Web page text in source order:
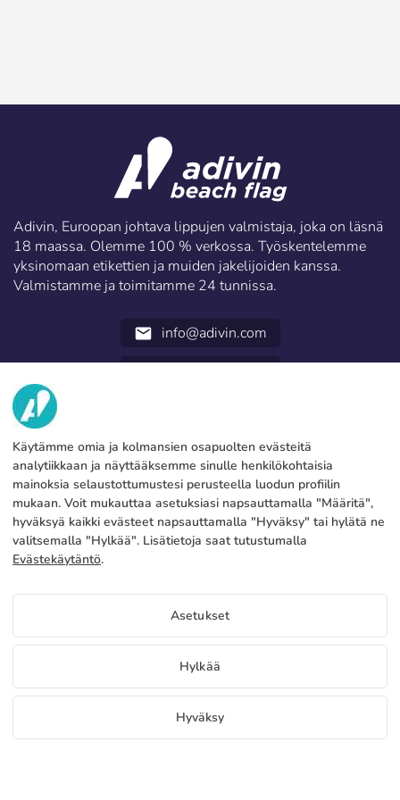
Hinnat Taitettavat alumiinimastot
Jos haluatte tietää seuraavien tuotteiden hinnat Taitettavat
Näytä hinta jakelijoille
Adivin, Euroopan johtava lippujen valmistaja, joka on läsnä
18 maassa. Olemme 100 % verkossa. Työskentelemme
yksinomaan etikettien ja muiden jakelijoiden kanssa.
Valmistamme ja toimitamme 24 tunnissa.
email info@adivin.com
TIETOA MEISTÄ
Tehdas
Ota yhteyttä
Blog
PALVELUT
Maksutavat
Tuotanto ja toimitus
FAQs
OIKEUDELLISET TIEDOT
Oikeudellinen huomautus
Yleiset ehdot
Evästeet politiikka
Tietosuojakäytäntö
FI
C/ Generación 46-48 P.I. La Huertecilla 29196 Málaga Espanja | S.A CIF
A93349777
Käytämme omia ja kolmansien osapuolten evästeitä
analytiikkaan ja näyttääksemme sinulle henkilökohtaisia
mainoksia selaustottumustesi perusteella luodun profiilin
mukaan. Voit mukauttaa asetuksiasi napsauttamalla "Määritä",
hyväksyä kaikki evästeet napsauttamalla "Hyväksy" tai hylätä ne
valitsemalla "Hylkää". Lisätietoja saat tutustumalla
Evästekäytäntö.
Asetukset
Hylkää
Hyväksy